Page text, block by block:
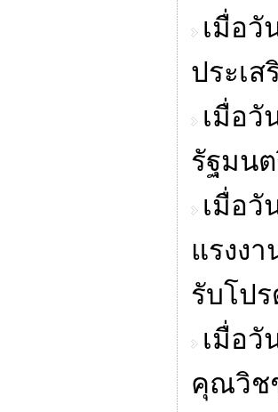
เมื่อวั
ประเ
เมื่อวั
รัฐมน
เมื่อวั
แรงง
รับโป
เมื่อ
คุณวิช